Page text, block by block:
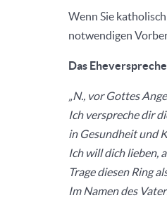
Wenn Sie
notwendigen
Das
„N., vor Gottes
Ich verspreche dir
in Gesundheit und
Ich will dich lieben,
Trage diesen Ring
Im Namen des